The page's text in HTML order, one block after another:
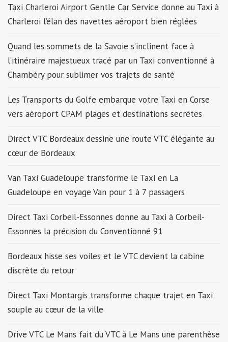
Taxi Charleroi Airport Gentle Car Service donne au Taxi à
Charleroi l’élan des navettes aéroport bien réglées
Quand les sommets de la Savoie s’inclinent face à
l’itinéraire majestueux tracé par un Taxi conventionné à
Chambéry pour sublimer vos trajets de santé
Les Transports du Golfe embarque votre Taxi en Corse
vers aéroport CPAM plages et destinations secrètes
Direct VTC Bordeaux dessine une route VTC élégante au
cœur de Bordeaux
Van Taxi Guadeloupe transforme le Taxi en La
Guadeloupe en voyage Van pour 1 à 7 passagers
Direct Taxi Corbeil-Essonnes donne au Taxi à Corbeil-
Essonnes la précision du Conventionné 91
Bordeaux hisse ses voiles et le VTC devient la cabine
discrète du retour
Direct Taxi Montargis transforme chaque trajet en Taxi
souple au cœur de la ville
Drive VTC Le Mans fait du VTC à Le Mans une parenthèse